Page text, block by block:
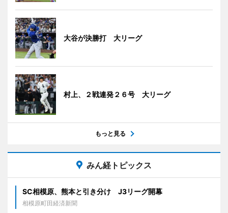
大谷が決勝打 大リーグ
村上、２戦連発２６号 大リーグ
もっと見る
みん経トピックス
SC相模原、熊本と引き分け J3リーグ開幕
相模原町田経済新聞